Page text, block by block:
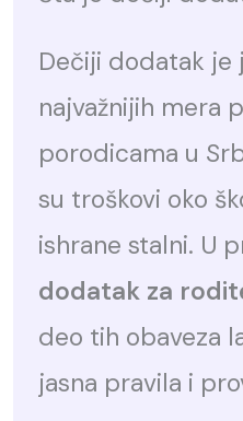
Dečiji dodatak je
najvažnijih mera
porodicama u
su troškovi oko
ishrane stalni. U
dodatak za
deo tih obaveza
jasna pravila i